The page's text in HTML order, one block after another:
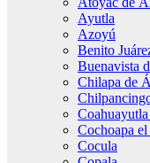
Ayutla
Azoyú
Benito
Buenavista
Chilapa de
Cochoapa
Cocula